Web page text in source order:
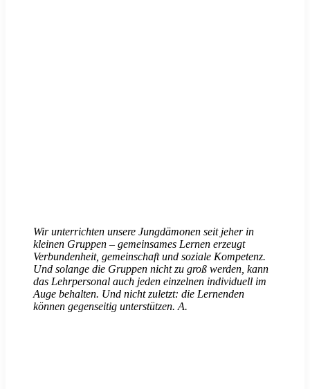
Wir unterrichten unsere Jungdämonen seit jeher in
kleinen Gruppen – gemeinsames Lernen erzeugt
Verbundenheit, gemeinschaft und soziale Kompetenz.
Und solange die Gruppen nicht zu groß werden, kann
das Lehrpersonal auch jeden einzelnen individuell im
Auge behalten. Und nicht zuletzt: die Lernenden
können gegenseitig unterstützen. A.